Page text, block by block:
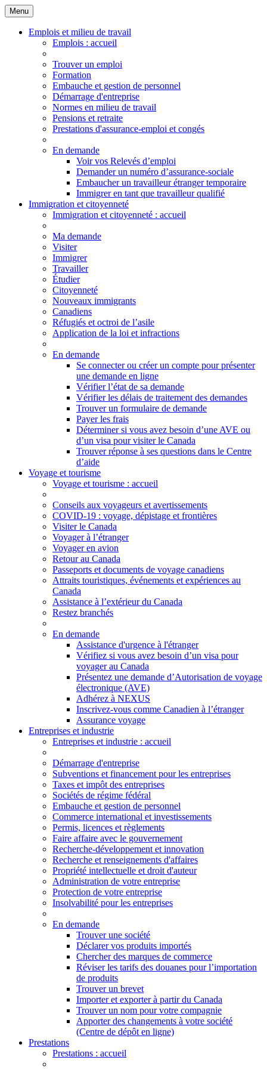
Menu
Principales
Menu
Emplois et milieu de travail
Emplois : accueil
Trouver un emploi
Formation
Embauche et gestion de personnel
Démarrage d'entreprise
Normes en milieu de travail
Pensions et retraite
Prestations d'assurance-emploi et congés
En demande
Voir vos Relevés d’emploi
Demander un numéro d’assurance-sociale
Embaucher un travailleur étranger temporaire
Immigrer en tant que travailleur qualifié
Immigration et citoyenneté
Immigration et citoyenneté : accueil
Ma demande
Visiter
Immigrer
Travailler
Étudier
Citoyenneté
Nouveaux immigrants
Canadiens
Réfugiés et octroi de l’asile
Application de la loi et infractions
En demande
Se connecter ou créer un compte pour présenter
une demande en ligne
Vérifier l’état de sa demande
Vérifier les délais de traitement des demandes
Trouver un formulaire de demande
Payer les frais
Déterminer si vous avez besoin d’une AVE ou
d’un visa pour visiter le Canada
Trouver réponse à ses questions dans le Centre
d’aide
Voyage et tourisme
Voyage et tourisme : accueil
Conseils aux voyageurs et avertissements
COVID-19 : voyage, dépistage et frontières
Visiter le Canada
Voyager à l’étranger
Voyager en avion
Retour au Canada
Passeports et documents de voyage canadiens
Attraits touristiques, événements et expériences au
Canada
Assistance à l’extérieur du Canada
Restez branchés
En demande
Assistance d'urgence à l'étranger
Vérifiez si vous avez besoin d’un visa pour
voyager au Canada
Présentez une demande d’Autorisation de voyage
électronique (AVE)
Adhérez à NEXUS
Inscrivez-vous comme Canadien à l’étranger
Assurance voyage
Entreprises et industrie
Entreprises et industrie : accueil
Démarrage d'entreprise
Subventions et financement pour les entreprises
Taxes et impôt des entreprises
Sociétés de régime fédéral
Embauche et gestion de personnel
Commerce international et investissements
Permis, licences et règlements
Faire affaire avec le gouvernement
Recherche-développement et innovation
Recherche et renseignements d'affaires
Propriété intellectuelle et droit d'auteur
Administration de votre entreprise
Protection de votre entreprise
Insolvabilité pour les entreprises
En demande
Trouver une société
Déclarer vos produits importés
Chercher des marques de commerce
Réviser les tarifs des douanes pour l’importation
de produits
Trouver un brevet
Importer et exporter à partir du Canada
Trouver un nom pour votre compagnie
Apporter des changements à votre société
(Centre de dépôt en ligne)
Prestations
Prestations : accueil